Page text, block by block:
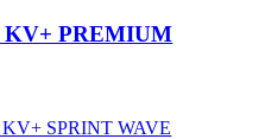
KV+ PREMIUM